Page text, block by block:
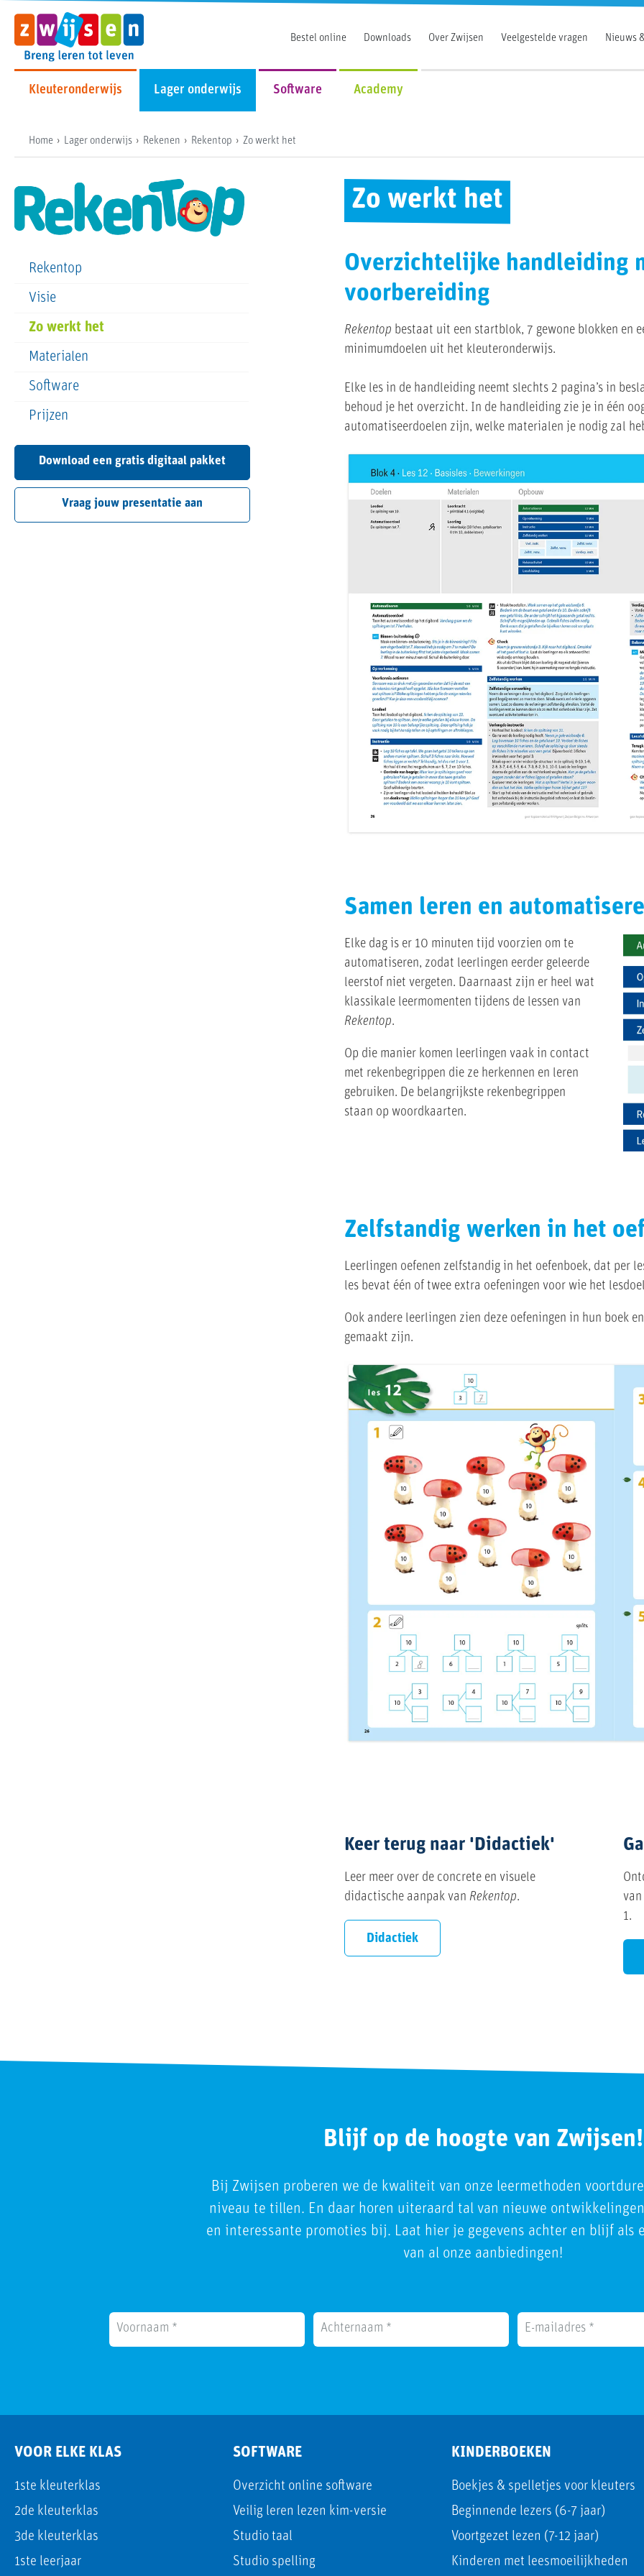
Bestel online Downloads Over Zwijsen Veelgestelde vragen Nieuws
Kleuteronderwijs Lager onderwijs Software Academy
Home Lager onderwijs Rekenen Rekentop Zo werkt het
Rekentop
Visie
Zo werkt het
Materialen
Software
Prijzen
Download een gratis digitaal pakket
Vraag jouw presentatie aan
Zo werkt het
Overzichtelijke handleiding
voorbereiding
Rekentop bestaat uit een startblok, 7 gewone blokken en
minimumdoelen uit het kleuteronderwijs.
Elke les in de handleiding neemt slechts 2 pagina’s in
behoud je het overzicht. In de handleiding zie je in één
automatiseerdoelen zijn, welke materialen je nodig zal
Samen leren en
Elke dag is er 10 minuten tijd voorzien om te
automatiseren, zodat leerlingen eerder geleerde
leerstof niet vergeten. Daarnaast zijn er heel wat
klassikale leermomenten tijdens de lessen van
Rekentop.
Op die manier komen leerlingen vaak in contact
met rekenbegrippen die ze herkennen en leren
gebruiken. De belangrijkste rekenbegrippen
staan op woordkaarten.
Zelfstandig werken in het
Leerlingen oefenen zelfstandig in het oefenboek, dat per
les bevat één of twee extra oefeningen voor wie het
Ook andere leerlingen zien deze oefeningen in hun boek
gemaakt zijn.
Keer terug naar 'Didactiek'
Leer meer over de concrete en visuele
didactische aanpak van Rekentop.
Didactiek
1.
Blijf op de hoogte van Zwijsen!
Bij Zwijsen proberen we de kwaliteit van onze leermethoden
niveau te tillen. En daar horen uiteraard tal van nieuwe
en interessante promoties bij. Laat hier je gegevens achter en blijf als
van al onze aanbiedingen!
VOOR ELKE KLAS
1ste kleuterklas
2de kleuterklas
3de kleuterklas
1ste leerjaar
SOFTWARE
Overzicht online software
Veilig leren lezen kim-versie
Studio taal
Studio spelling
KINDERBOEKEN
Boekjes & spelletjes voor kleuters
Beginnende lezers (6-7 jaar)
Voortgezet lezen (7-12 jaar)
Kinderen met leesmoeilijkheden